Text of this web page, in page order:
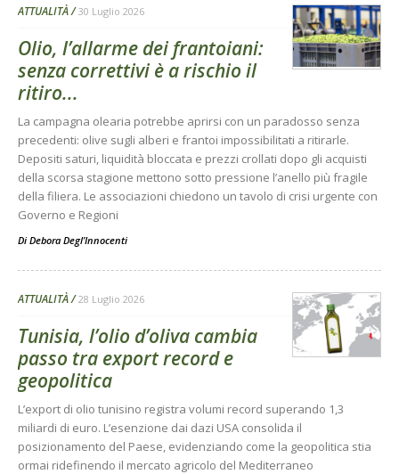
ATTUALITÀ 30 Luglio 2026
Olio, l’allarme dei frantoiani:
senza correttivi è a rischio il
ritiro...
La campagna olearia potrebbe aprirsi con un paradosso senza
precedenti: olive sugli alberi e frantoi impossibilitati a ritirarle.
Depositi saturi, liquidità bloccata e prezzi crollati dopo gli acquisti
della scorsa stagione mettono sotto pressione l’anello più fragile
della filiera. Le associazioni chiedono un tavolo di crisi urgente con
Governo e Regioni
Di Debora Degl’Innocenti
ATTUALITÀ 28 Luglio 2026
Tunisia, l’olio d’oliva cambia
passo tra export record e
geopolitica
L’export di olio tunisino registra volumi record superando 1,3
miliardi di euro. L’esenzione dai dazi USA consolida il
posizionamento del Paese, evidenziando come la geopolitica stia
ormai ridefinendo il mercato agricolo del Mediterraneo